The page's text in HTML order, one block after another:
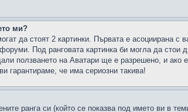
ми?
да стоят 2 картинки. Първата е асоциирана
Под ранговата картинка би могла да стои
ползването на Аватари ще е разрешено, и
гарантираме, че има сериозни такива!
ранга си (който се показва под името ви в